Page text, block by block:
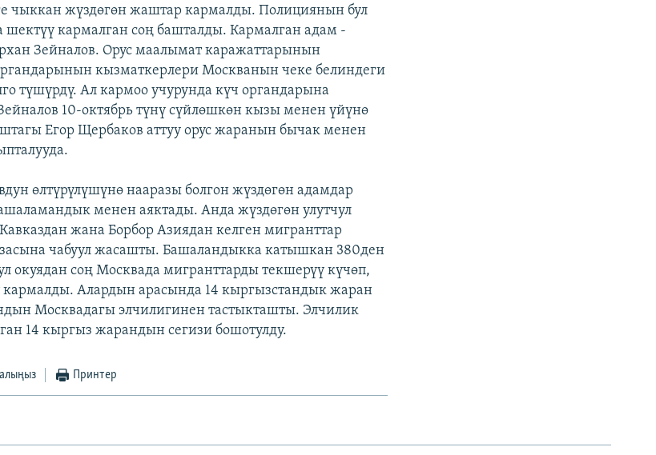
чыккан жүздөгөн жаштар кармалды. Полициянын бул
кармалган соң башталды. Кармалган адам -
Зейналов. Орус маалымат каражаттарынын
кызматкерлери Москванын чеке белиндеги
түшүрдү. Ал кармоо учурунда күч органдарына
10-октябрь түнү сүйлөшкөн кызы менен үйүнө
Егор Щербаков аттуу орус жаранын бычак менен
өлтүрүлүшүнө нааразы болгон жүздөгөн адамдар
менен аяктады. Анда жүздөгөн улутчул
жана Борбор Азиядан келген мигранттар
чабуул жасашты. Башаландыкка катышкан 380ден
окуядан соң Москвада мигранттарды текшерүү күчөп,
Алардын арасында 14 кыргызстандык жаран
Москвадагы элчилигинен тастыкташты. Элчилик
14 кыргыз жарандын сегизи бошотулду.
Принтер